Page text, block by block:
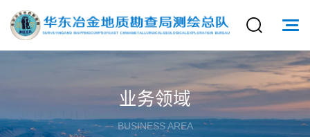
业务领域
BUSINESS AREA